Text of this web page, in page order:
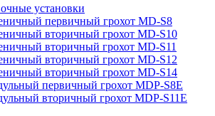
установки
первичный грохот MD-S8
вторичный грохот MD-S10
вторичный грохот MD-S11
вторичный грохот MD-S12
вторичный грохот MD-S14
первичный грохот MDP-S8E
вторичный грохот MDP-S11E